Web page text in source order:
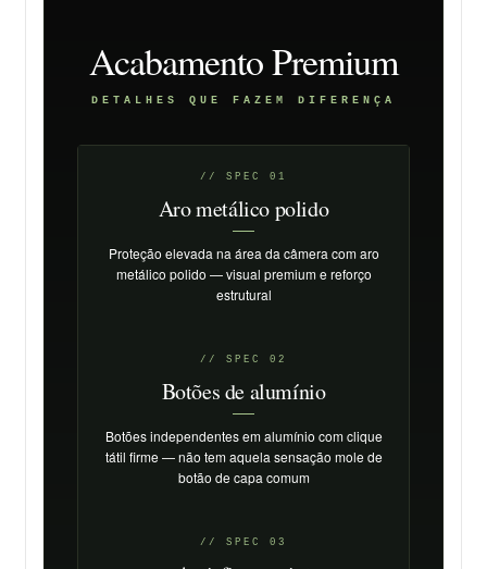
Acabamento Premium
DETALHES QUE FAZEM DIFERENÇA
// SPEC 01
Aro metálico polido
Proteção elevada na área da câmera com aro
metálico polido — visual premium e reforço
estrutural
// SPEC 02
Botões de alumínio
Botões independentes em alumínio com clique
tátil firme — não tem aquela sensação mole de
botão de capa comum
// SPEC 03